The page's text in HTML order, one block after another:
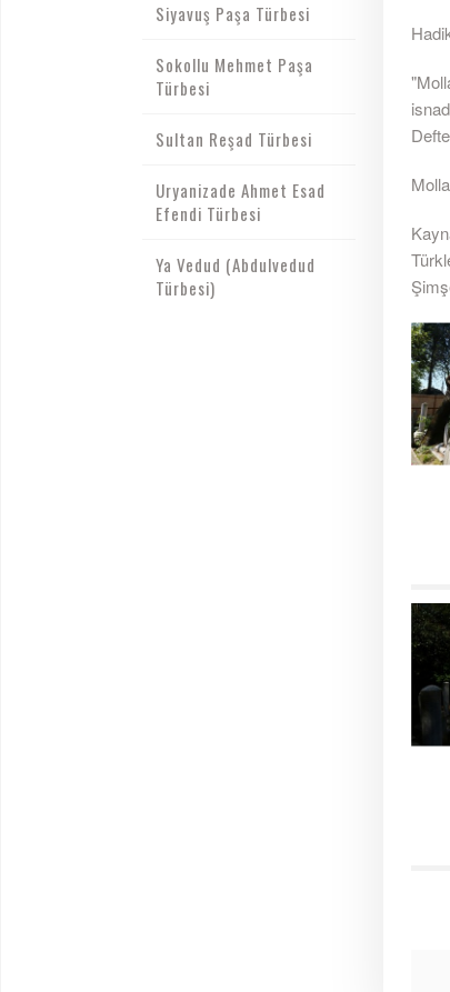
Siyavuş Paşa Türbesi
Sokollu Mehmet Paşa
Türbesi
Sultan Reşad Türbesi
Uryanizade Ahmet Esad
Efendi Türbesi
Ya Vedud (Abdulvedud
Türbesi)